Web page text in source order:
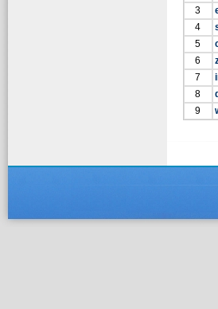
3
4
5
6
7
8
9